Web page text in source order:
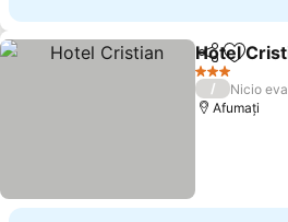
Distribuiți
Hotel
3 Stele
/
Nicio
Afumați